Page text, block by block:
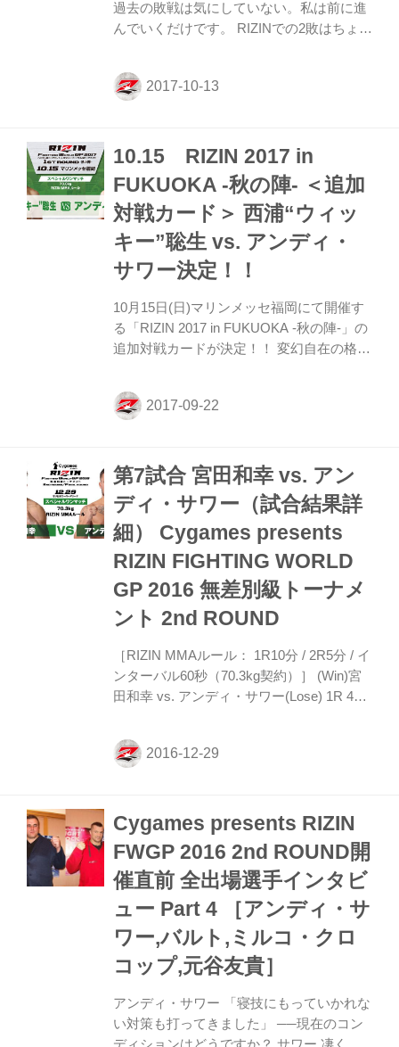
過去の敗戦は気にしていない。私は前に進
んでいくだけです。 RIZINでの2敗はちょっ
いう必要はないが、自分がMMAの成長段階
であることもあり面白くない試合になって
手は）カウンターの選手です。私は自分か
ら行くタイプです。試合はどうなるかわか
らないですが、試合は一瞬で終わる可能性
がある。間違いなく面白い試合になる。宮
田選手に負けてから練習環境も変えた。ア
ンチグラップリングという練習をしてい
る。自分からサブミッションを取りに行く
10.15 RIZIN 2017 in
FUKUOKA -秋の陣- ＜追加
対戦カード＞ 西浦“ウィッ
キー”聡生 vs. アンディ・
サワー決定！！
10月15日(日)マリンメッセ福岡にて開催す
る「RIZIN 2017 in FUKUOKA -秋の陣-」の
追加対戦カードが決定！！ 変幻自在の格闘
振りにRIZINの舞台に帰ってくる。迎え撃
つはシュートボクシングの絶対王者アンデ
MMAファイターとしての日々進化してい
る。 打撃を得意とする両者のド派手なKO
決着に期待したい。 ［RIZIN MMAルー
ル：1R10分/2R5分/インターバル60秒
（70.0kg契約）］ 西浦“ウィッキー”聡生
第7試合 宮田和幸 vs. アン
ディ・サワー（試合結果詳
細） Cygames presents
RIZIN FIGHTING WORLD
GP 2016 無差別級トーナメ
ント 2nd ROUND
［RIZIN MMAルール： 1R10分 / 2R5分 / イ
ンターバル60秒（70.3kg契約）］ (Win)宮
田和幸 vs. アンディ・サワー(Lose) 1R 4分
1R、組み付きからサワーをあっさりとテイ
クダウンさせた宮田は、三角締めに行く。
も極まらずにマウントポジションでのパウ
ンドでサワーを削っていく。 そして最後は
腕十字が極まりサワーはついにタップ。宮
田が一本勝ちを収めた。 マイクを取った宮
田は「（サワーは）思ったより寝技に対応
してて危なかったです。去年はK-...
Cygames presents RIZIN
FWGP 2016 2nd ROUND開
催直前 全出場選手インタビ
ュー Part 4 ［アンディ・サ
ワー,バルト,ミルコ・クロ
コップ,元谷友貴］
アンディ・サワー 「寝技にもっていかれな
い対策も打ってきました」 ──現在のコン